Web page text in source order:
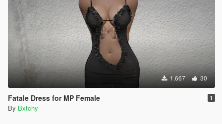
1.667 30
Fatale Dress for MP Female 1
By Bxtchy